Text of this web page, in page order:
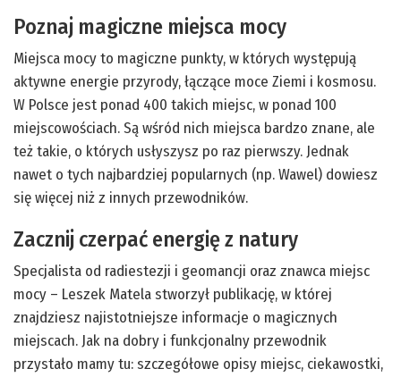
Poznaj magiczne miejsca mocy
Miejsca mocy to magiczne punkty, w których występują
aktywne energie przyrody, łączące moce Ziemi i kosmosu.
W Polsce jest ponad 400 takich miejsc, w ponad 100
miejscowościach. Są wśród nich miejsca bardzo znane, ale
też takie, o których usłyszysz po raz pierwszy. Jednak
nawet o tych najbardziej popularnych (np. Wawel) dowiesz
się więcej niż z innych przewodników.
Zacznij czerpać energię z natury
Specjalista od radiestezji i geomancji oraz znawca miejsc
mocy – Leszek Matela stworzył publikację, w której
znajdziesz najistotniejsze informacje o magicznych
miejscach. Jak na dobry i funkcjonalny przewodnik
przystało mamy tu: szczegółowe opisy miejsc, ciekawostki,